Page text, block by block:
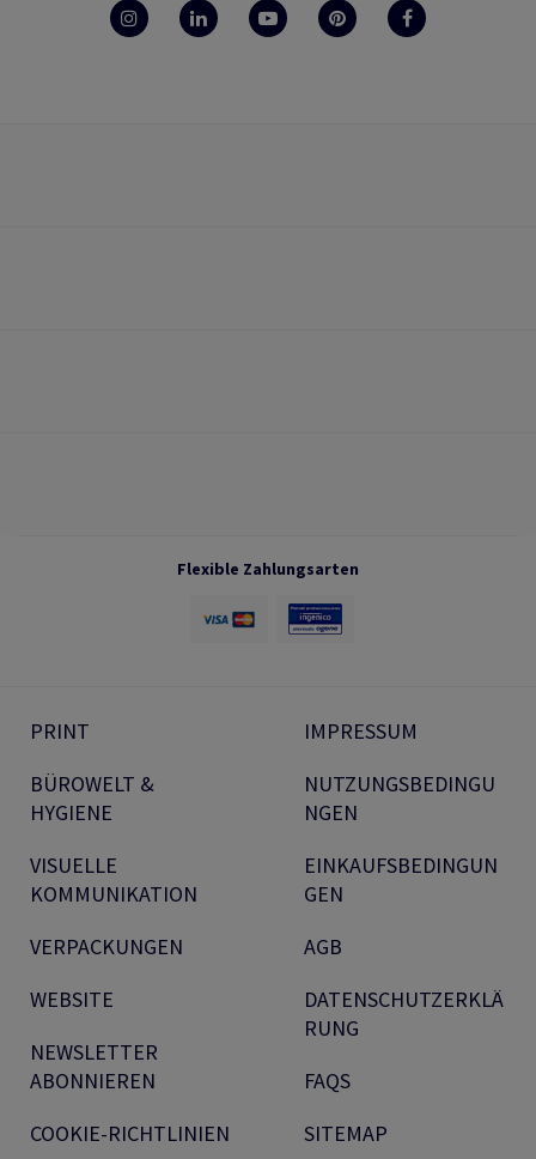
Flexible Zahlungsarten
PRINT
BÜROWELT &
HYGIENE
VISUELLE
KOMMUNIKATION
VERPACKUNGEN
WEBSITE
NEWSLETTER
ABONNIEREN
COOKIE-RICHTLINIEN
IMPRESSUM
NUTZUNGSBEDINGU
NGEN
EINKAUFSBEDINGUN
GEN
AGB
DATENSCHUTZERKLÄ
RUNG
FAQS
SITEMAP